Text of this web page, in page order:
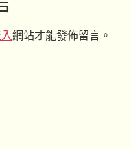
網站才能發佈留言。